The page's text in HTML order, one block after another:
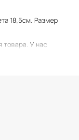
18,5см. Размер
товара. У нас
экземпляре. Бронь